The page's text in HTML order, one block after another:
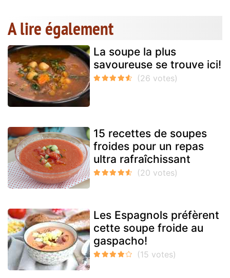
A lire également
La soupe la plus
savoureuse se trouve ici!
15 recettes de soupes
froides pour un repas
ultra rafraîchissant
Les Espagnols préfèrent
cette soupe froide au
gaspacho!